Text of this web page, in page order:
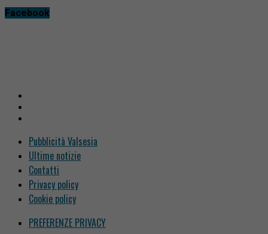
Facebook
Pubblicità Valsesia
Ultime notizie
Contatti
Privacy policy
Cookie policy
PREFERENZE PRIVACY